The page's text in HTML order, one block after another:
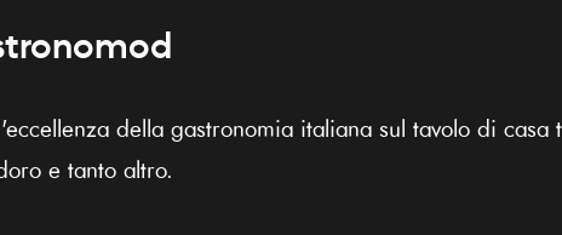
della gastronomia italiana sul tavolo di
e tanto altro.